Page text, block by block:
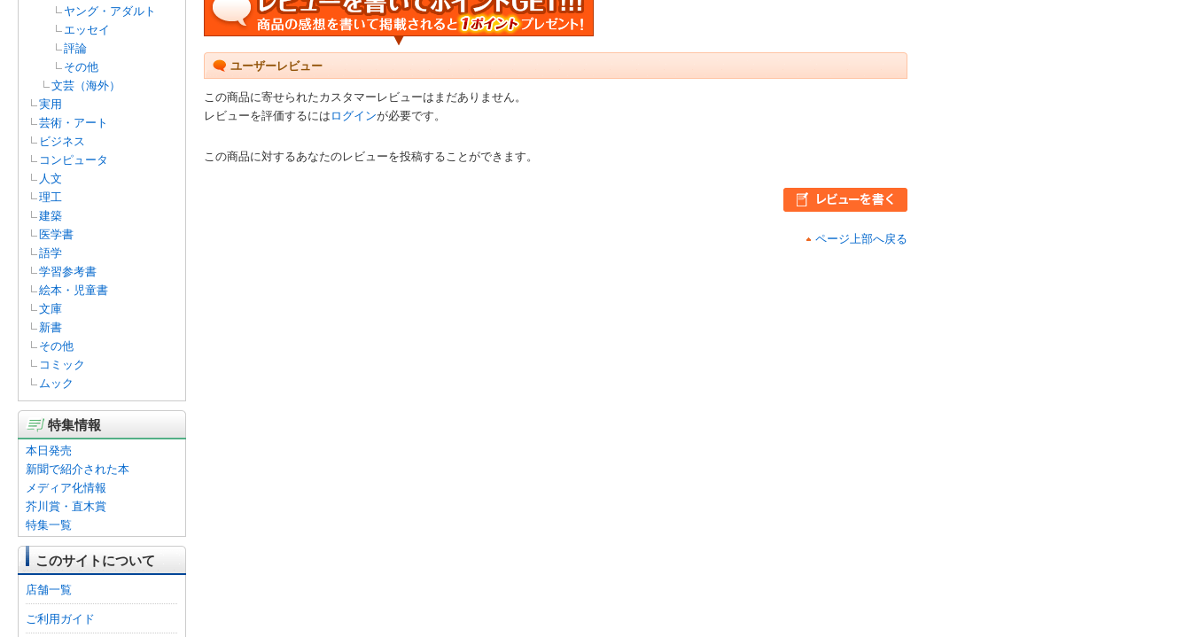
ヤング・アダルト
エッセイ
評論
その他
文芸（海外）
実用
芸術・アート
ビジネス
コンピュータ
人文
理工
建築
医学書
語学
学習参考書
絵本・児童書
文庫
新書
その他
コミック
ムック
特集情報
本日発売
新聞で紹介された本
メディア化情報
芥川賞・直木賞
特集一覧
このサイトについて
店舗一覧
ご利用ガイド
ユーザーレビュー
この商品に寄せられたカスタマーレビューはまだありません。
レビューを評価するには ログインが必要です。
この商品に対するあなたのレビューを投稿することができます。
ページ上部へ戻る